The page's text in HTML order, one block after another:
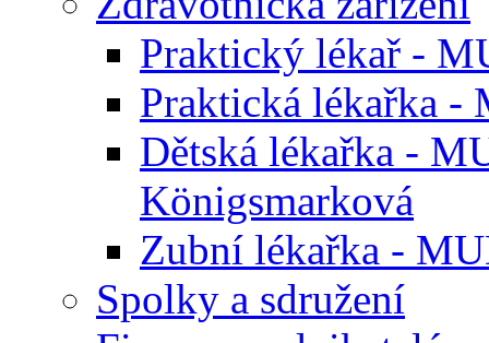
Praktický lékař -
Praktická lékařka -
Dětská lékařka -
Königsmarková
Zubní lékařka -
Spolky a sdružení